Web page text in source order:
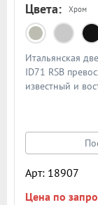
Цвета: Хром
Итальянская
ID71 RSB
известный и
Арт: 18907
Цена по